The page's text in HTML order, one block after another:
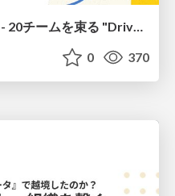
ボトムアップ限界を越える - 20チームを束る "Drive Map" / Beyond Bottom-Up: A 'Drive Map' for 20 Teams
0 370